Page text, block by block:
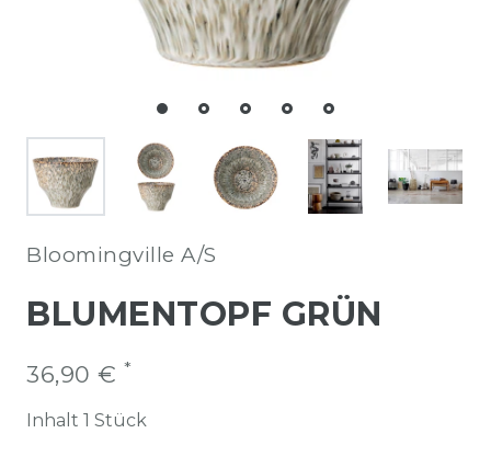
Bloomingville A/S
BLUMENTOPF GRÜN
36,90 € *
Inhalt 1 Stück